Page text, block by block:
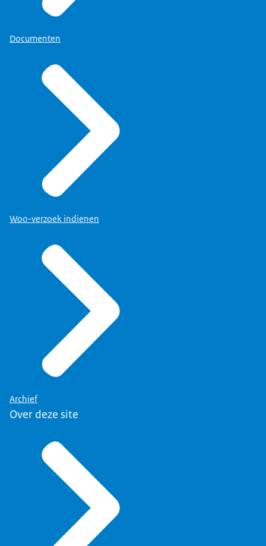
Documenten
Woo-verzoek indienen
Archief
Over deze site